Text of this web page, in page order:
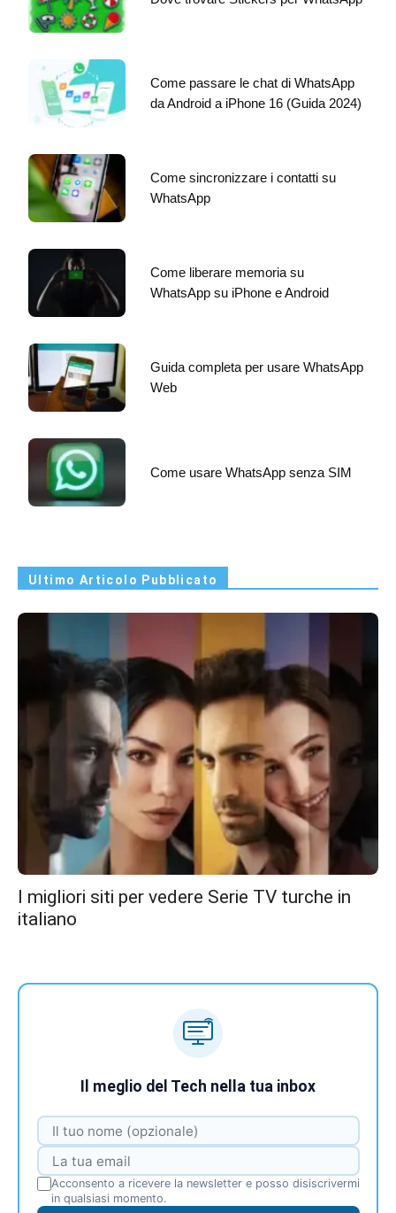
Come passare le chat di WhatsApp
da Android a iPhone 16 (Guida 2024)
Come sincronizzare i contatti su
WhatsApp
Come liberare memoria su
WhatsApp su iPhone e Android
Guida completa per usare WhatsApp
Web
Come usare WhatsApp senza SIM
Ultimo Articolo Pubblicato
I migliori siti per vedere Serie TV turche in
italiano
Il meglio del Tech nella tua inbox
Acconsento a ricevere la newsletter e posso disiscrivermi
in qualsiasi momento.